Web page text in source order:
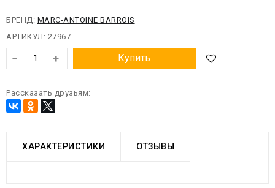
БРЕНД: MARC-ANTOINE BARROIS
АРТИКУЛ: 27967
− + Купить
Рассказать друзьям:
ХАРАКТЕРИСТИКИ ОТЗЫВЫ